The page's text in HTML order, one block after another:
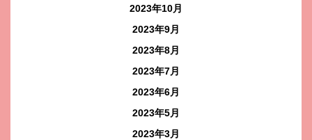
2023年10月
2023年9月
2023年8月
2023年7月
2023年6月
2023年5月
2023年3月